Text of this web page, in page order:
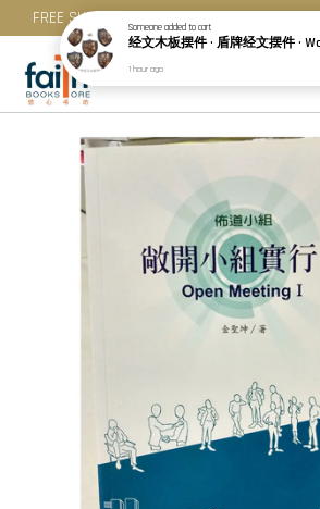
FREE SHIPPING for purchase above RM
Someoneadded to cart
1 hour ago